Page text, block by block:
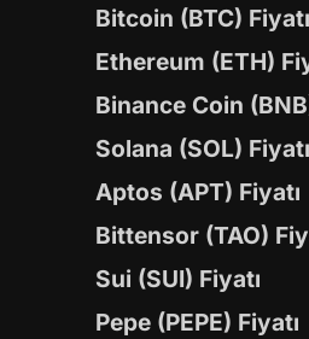
Bitcoin (BTC) Fiyatı
Ethereum (ETH)
Binance Coin
Solana (SOL) Fiyatı
Aptos (APT) Fiyatı
Bittensor (TAO)
Sui (SUI) Fiyatı
Pepe (PEPE) Fiyatı